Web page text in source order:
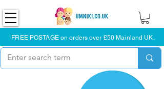
FREE POSTAGE on orders over £50 Mainland UK.